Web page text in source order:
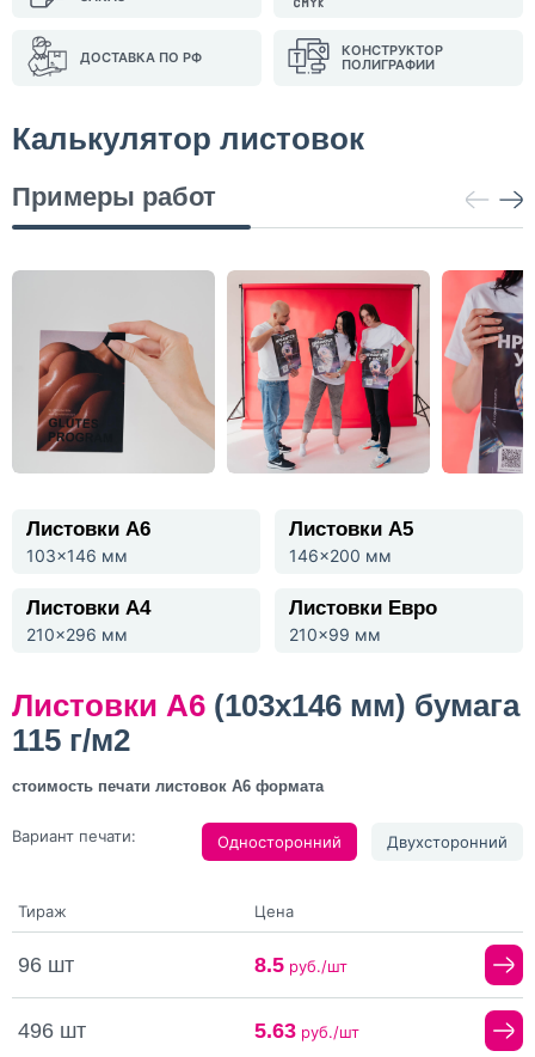
ДОСТАВКА ПО РФ
КОНСТРУКТОР
ПОЛИГРАФИИ
Калькулятор листовок
Примеры работ
Листовки А6
103x146 мм
Листовки А5
146x200 мм
Листовки А4
210x296 мм
Листовки Евро
210x99 мм
Листовки А6 (103x146 мм) бумага
115 г/м2
стоимость печати листовок А6 формата
Вариант печати: Односторонний Двухсторонний
Тираж Цена
96 шт 8.5руб./шт
496 шт 5.63руб./шт